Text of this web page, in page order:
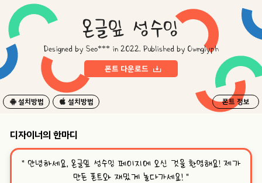
온글잎 성수잉
Designed by Seo*** in 2022. Published by Ownglyph
폰트 다운로드
설치방법 설치방법 폰트 정보
디자이너의 한마디
“ 안녕하세요, 온글잎 성수잉 페이지에 오신 것을 환영해요! 제가
만든 폰트와 재밌게 놀다가세요! ”